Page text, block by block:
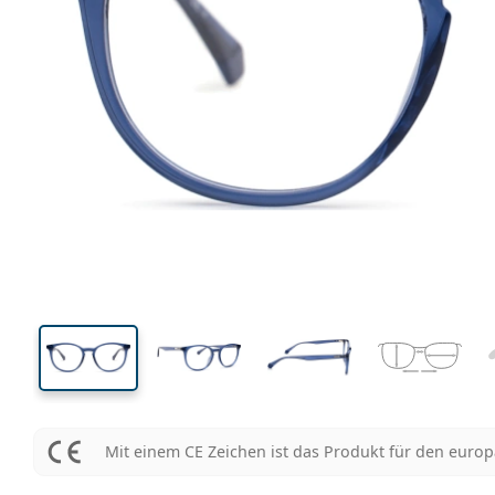
Brillenbreite
43 mm
Glashöhe Glasbreite
Glasbreite
Mit einem CE Zeichen ist das Produkt für den